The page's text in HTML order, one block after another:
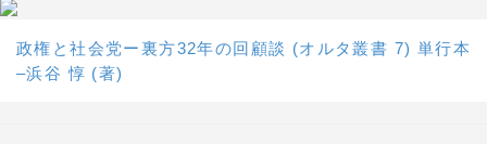
政権と社会党ー裏方32年の回顧談 (オルタ叢書 7) 単行本
–浜谷 惇 (著)